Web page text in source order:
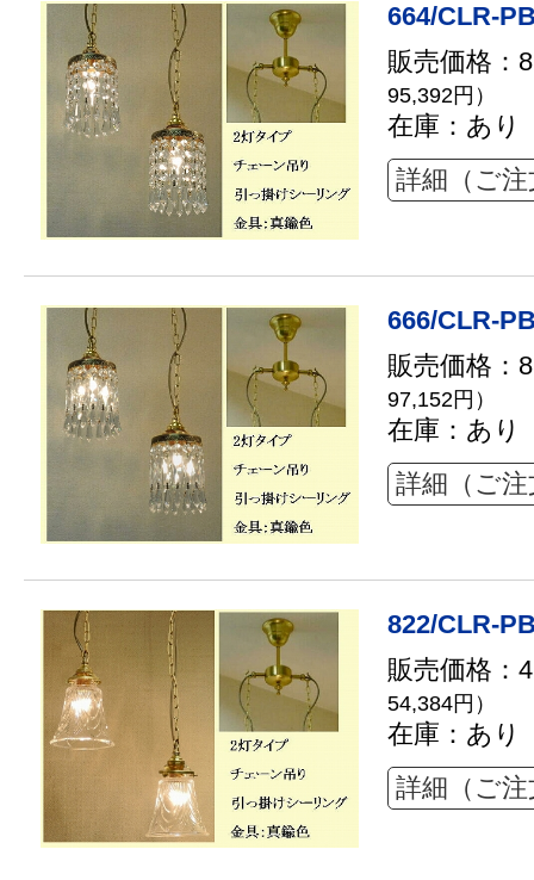
664/CLR-
販売価格：
95,392円）
在庫：あり
詳細（ご
666/CLR-
販売価格：
97,152円）
在庫：あり
詳細（ご
822/CLR-
販売価格：
54,384円）
在庫：あり
詳細（ご